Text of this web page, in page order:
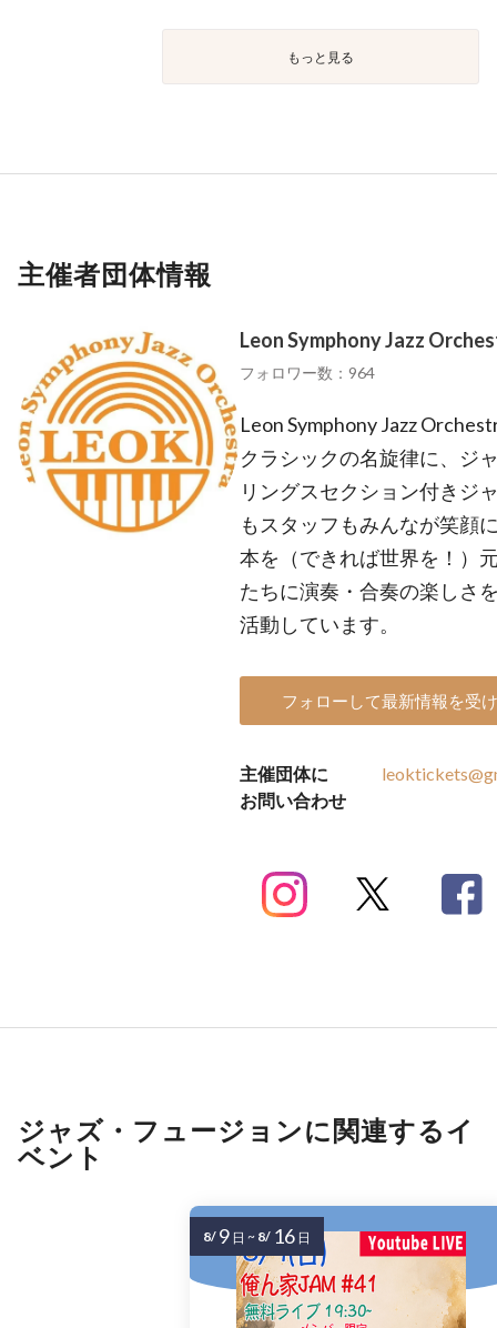
もっと見る
主催者団体情報
Leon Symphony Jazz
フォロワー数：964
Leon Symphony Jazz
クラシックの名旋律に、ジ
リングスセクション付きジ
もスタッフもみんなが笑顔
本を（できれば世界を！）
たちに演奏・合奏の楽しさ
活動しています。
フォローして最新情報を受
主催団体に
お問い合わせ
ジャズ・フュージョンに関連するイ
ベント
8/ 9 日 ~ 8/ 16 日